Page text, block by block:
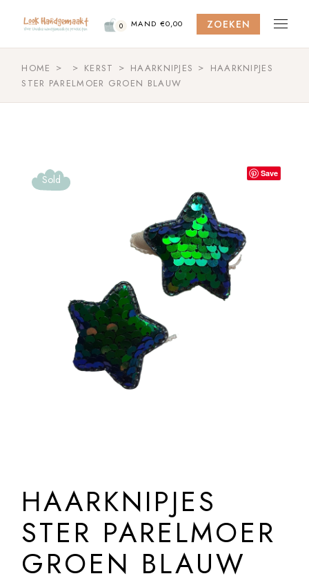
content
0 MAND €0,00 ZOEKEN
HOME KERST HAARKNIPJES
HAARKNIPJES
STER PARELMOER GROEN BLAUW
Sold Save
HAARKNIPJES
STER PARELMOER
GROEN BLAUW